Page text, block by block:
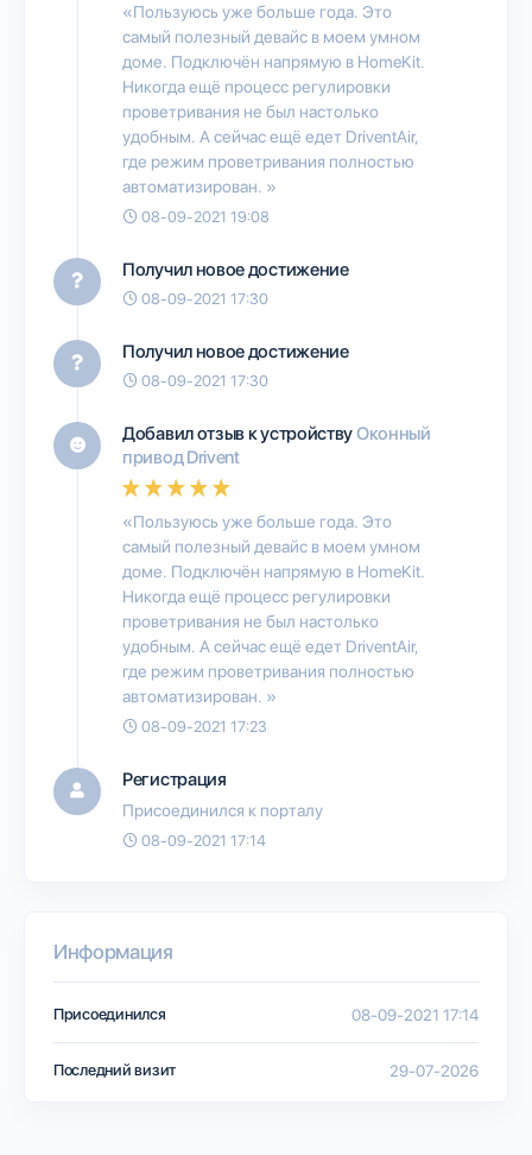
«Пользуюсь уже больше года. Это
самый полезный девайс в моем умном
доме. Подключён напрямую в HomeKit.
Никогда ещё процесс регулировки
проветривания не был настолько
удобным. А сейчас ещё едет DriventAir,
где режим проветривания полностью
автоматизирован. »
08-09-2021 19:08
Получил новое достижение
08-09-2021 17:30
Получил новое достижение
08-09-2021 17:30
Добавил отзыв к устройствуОконный
привод Drivent
«Пользуюсь уже больше года. Это
самый полезный девайс в моем умном
доме. Подключён напрямую в HomeKit.
Никогда ещё процесс регулировки
проветривания не был настолько
удобным. А сейчас ещё едет DriventAir,
где режим проветривания полностью
автоматизирован. »
08-09-2021 17:23
Регистрация
Присоединился к порталу
08-09-2021 17:14
Информация
Присоединился 08-09-2021 17:14
Последний визит 29-07-2026